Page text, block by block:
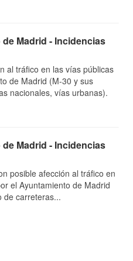
Madrid - Incidencias
al tráfico en las vías públicas
de Madrid (M-30 y sus
nacionales, vías urbanas).
Madrid - Incidencias
posible afección al tráfico en
el Ayuntamiento de Madrid
de carreteras...